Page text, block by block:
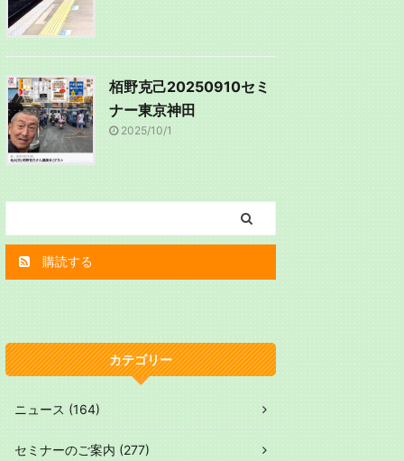
栢野克己20250910セミ
ナー東京神田
2025/10/1
購読する
カテゴリー
ニュース (164)
セミナーのご案内 (277)